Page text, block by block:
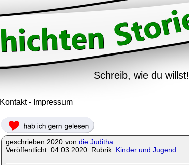
Schreib, wie du willst!
Kontakt- Impressum
geschrieben 2020 von die Juditha
Veröffentlicht: 04.03.2020. Rubrik: Kinder und Jugend